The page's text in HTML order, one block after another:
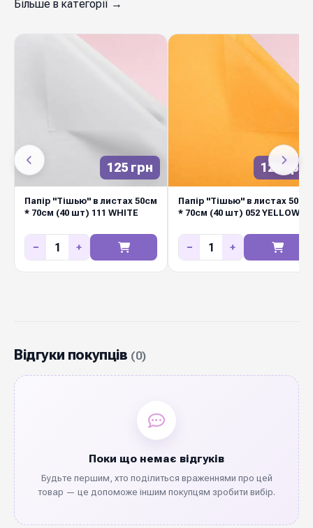
Більше в категорії →
125 грн
Папір "Тішью" в листах 50см
* 70см (40 шт) 111 WHITE
− +
125 грн
Папір "Тішью" в листах 50см
* 70см (40 шт) 052 YELLOW
− +
Відгуки покупців (0)
Поки що немає відгуків
Будьте першим, хто поділиться враженнями про цей
товар — це допоможе іншим покупцям зробити вибір.